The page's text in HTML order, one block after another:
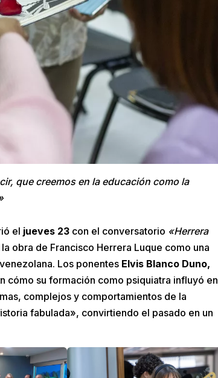
que creemos en la educación como la
el jueves 23 con el conversatorio «Herrera
obra de Francisco Herrera Luque como una
Los ponentes Elvis Blanco Duno,
cómo su formación como psiquiatra influyó en
complejos y comportamientos de la
fabulada», convirtiendo el pasado en un